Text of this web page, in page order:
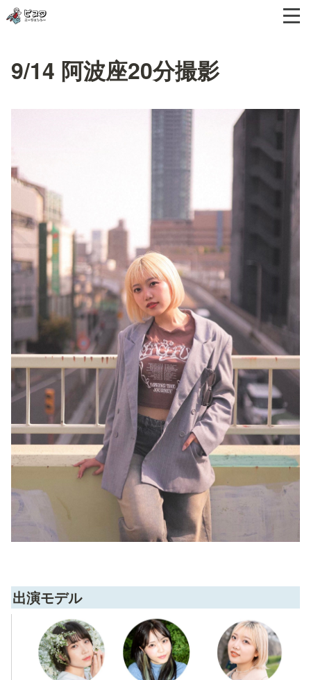
9/14 阿波座20分撮影
出演モデル